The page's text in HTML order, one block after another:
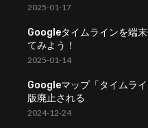
2025-01-17
Googleタイムラインを端
てみよう！
2025-01-14
Googleマップ「タイムラ
版廃止される
2024-12-24